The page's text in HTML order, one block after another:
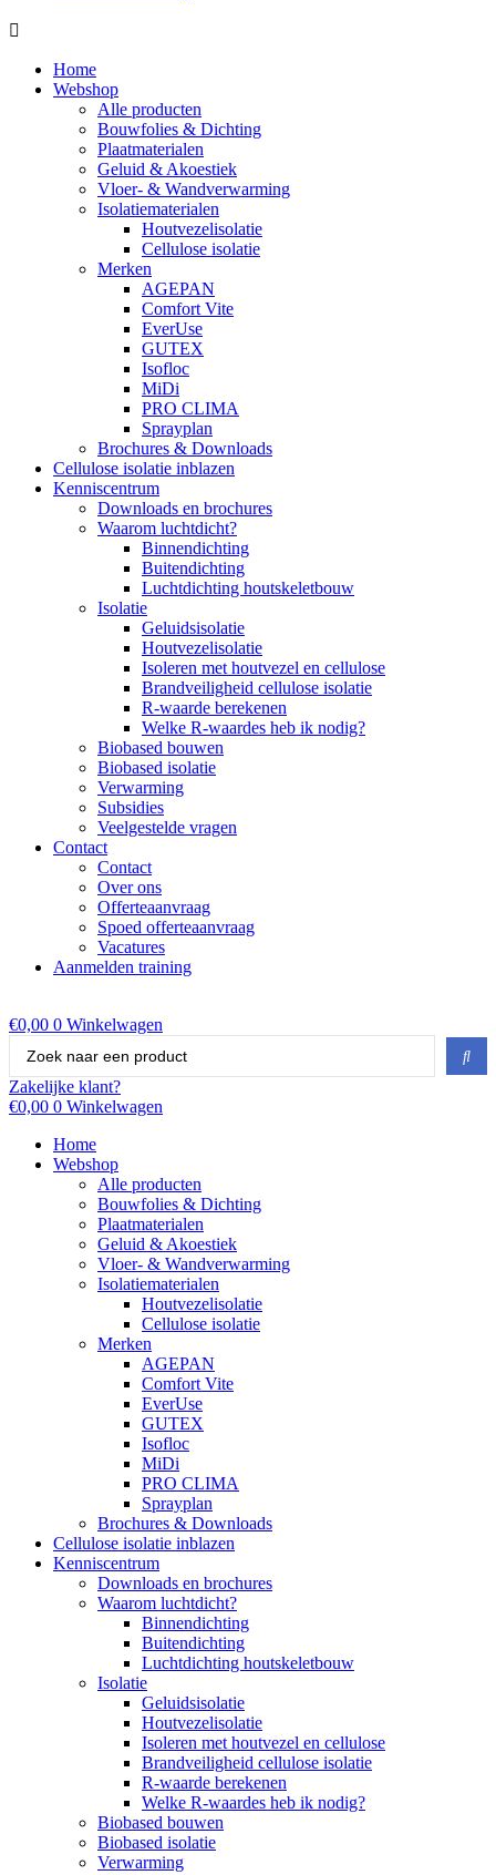
Home
Webshop
Alle producten
Bouwfolies & Dichting
Plaatmaterialen
Geluid & Akoestiek
Vloer- & Wandverwarming
Isolatiematerialen
Houtvezelisolatie
Cellulose isolatie
Merken
AGEPAN
Comfort Vite
EverUse
GUTEX
Isofloc
MiDi
PRO CLIMA
Sprayplan
Brochures & Downloads
Cellulose isolatie inblazen
Kenniscentrum
Downloads en brochures
Waarom luchtdicht?
Binnendichting
Buitendichting
Luchtdichting houtskeletbouw
Isolatie
Geluidsisolatie
Houtvezelisolatie
Isoleren met houtvezel en cellulose
Brandveiligheid cellulose isolatie
R-waarde berekenen
Welke R-waardes heb ik nodig?
Biobased bouwen
Biobased isolatie
Verwarming
Subsidies
Veelgestelde vragen
Contact
Contact
Over ons
Offerteaanvraag
Spoed offerteaanvraag
Vacatures
Aanmelden training
€0,00 0 Winkelwagen
Zakelijke klant?
€0,00 0 Winkelwagen
Home
Webshop
Alle producten
Bouwfolies & Dichting
Plaatmaterialen
Geluid & Akoestiek
Vloer- & Wandverwarming
Isolatiematerialen
Houtvezelisolatie
Cellulose isolatie
Merken
AGEPAN
Comfort Vite
EverUse
GUTEX
Isofloc
MiDi
PRO CLIMA
Sprayplan
Brochures & Downloads
Cellulose isolatie inblazen
Kenniscentrum
Downloads en brochures
Waarom luchtdicht?
Binnendichting
Buitendichting
Luchtdichting houtskeletbouw
Isolatie
Geluidsisolatie
Houtvezelisolatie
Isoleren met houtvezel en cellulose
Brandveiligheid cellulose isolatie
R-waarde berekenen
Welke R-waardes heb ik nodig?
Biobased bouwen
Biobased isolatie
Verwarming